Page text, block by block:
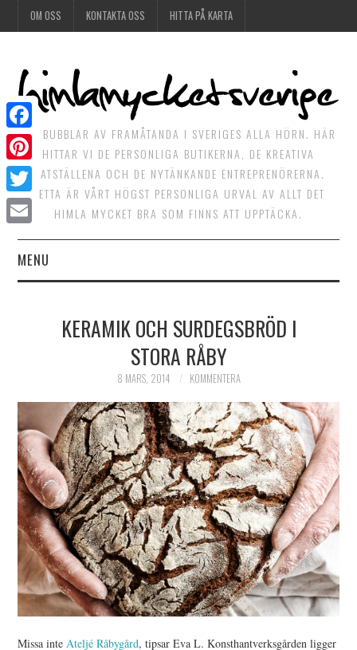
OM OSS KONTAKTA OSS HITTA PÅ KARTA
DET BUBBLAR AV FRAMÅTANDA I SVERIGES ALLA HÖRN. HÄR
HITTAR VI DE PERSONLIGA BUTIKERNA, DE KREATIVA
MATSTÄLLENA OCH DE NYTÄNKANDE ENTREPRENÖRERNA.
DETTA ÄR VÅRT HÖGST PERSONLIGA URVAL AV ALLT DET
HIMLA MYCKET BRA SOM FINNS ATT UPPTÄCKA.
MENU
HIMLAGRÖNT
HIMLASNYGGT
VI MÖTER
VI SPANAR PÅ
KERAMIK OCH SURDEGSBRÖD I
STORA RÅBY
8 MARS, 2014 KOMMENTERA
Missa inte Ateljé Råbygård, tipsar Eva L. Konsthantverksgården ligger
Facebook
Pinterest
Twitter
Email